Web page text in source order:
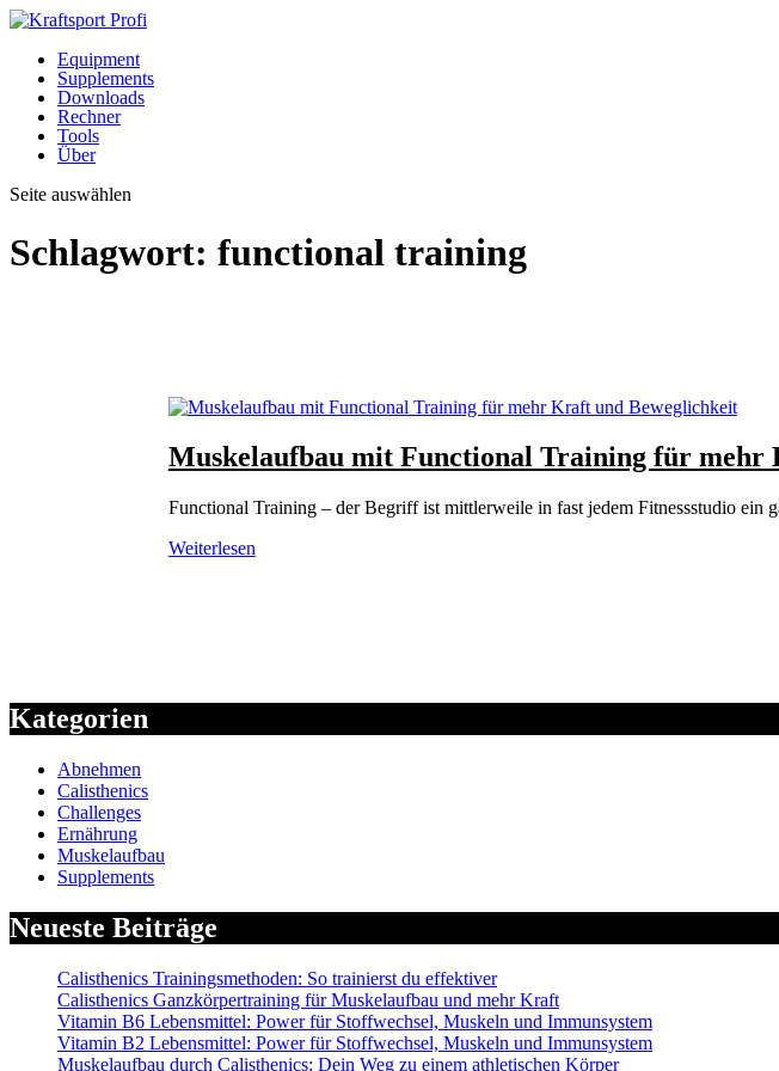
Equipment
Supplements
Downloads
Rechner
Tools
Über
Seite auswählen
Schlagwort: functional training
Muskelaufbau mit Functional Training für mehr
Functional Training – der Begriff ist mittlerweile in fast jedem Fitnessstudio ein
Weiterlesen
Kategorien
Abnehmen
Calisthenics
Challenges
Ernährung
Muskelaufbau
Supplements
Neueste Beiträge
Calisthenics Trainingsmethoden: So trainierst du effektiver
Calisthenics Ganzkörpertraining für Muskelaufbau und mehr Kraft
Vitamin B6 Lebensmittel: Power für Stoffwechsel, Muskeln und Immunsystem
Vitamin B2 Lebensmittel: Power für Stoffwechsel, Muskeln und Immunsystem
Muskelaufbau durch Calisthenics: Dein Weg zu einem athletischen Körper